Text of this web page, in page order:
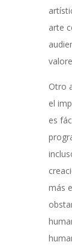
arte
Otro
el
es
más